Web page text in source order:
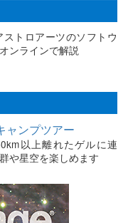
トロアーツのソフトウ
ンラインで解説
ャンプツアー
以上離れたゲルに連
や星空を楽しめます